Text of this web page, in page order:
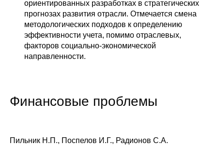
ориентированных разработках в стратегических
прогнозах развития отрасли. Отмечается смена
методологических подходов к определению
эффективности учета, помимо отраслевых,
факторов социально-экономической
направленности.
Финансовые проблемы
Пильник Н.П., Поспелов И.Г., Радионов С.А.